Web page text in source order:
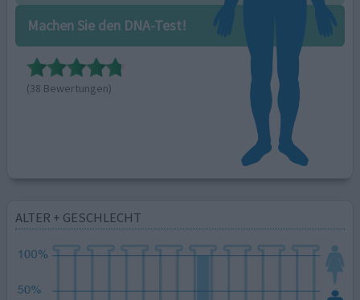
Machen Sie den DNA-Test!
(38 Bewertungen)
ALTER + GESCHLECHT